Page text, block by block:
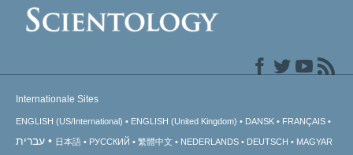
Internationale Sites
ENGLISH (US/International) ENGLISH (United Kingdom) DANSK FRANÇAIS
עברית 日本語 РУССКИЙ 繁體中文 NEDERLANDS DEUTSCH MAGYAR